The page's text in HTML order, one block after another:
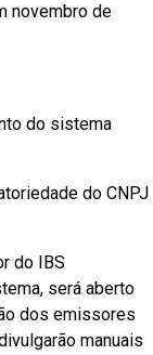
novembro de
do sistema
do CNPJ
do IBS
será aberto
dos emissores
manuais